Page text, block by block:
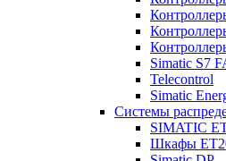
Simatic S7
Telecontrol
Simatic
Системы
SIMATIC
Шкафы